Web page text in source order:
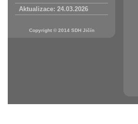
Aktualizace: 24.03.2026
Copyright © 2014 SDH Jičín